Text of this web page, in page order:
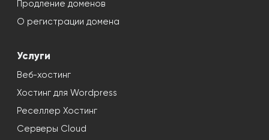
Продление доменов
О регистрации домена
Услуги
Веб-хостинг
Хостинг для Wordpress
Реселлер Хостинг
Серверы Cloud